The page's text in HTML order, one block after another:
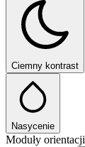
Ciemny kontrast
Nasycenie
Moduły orientacji